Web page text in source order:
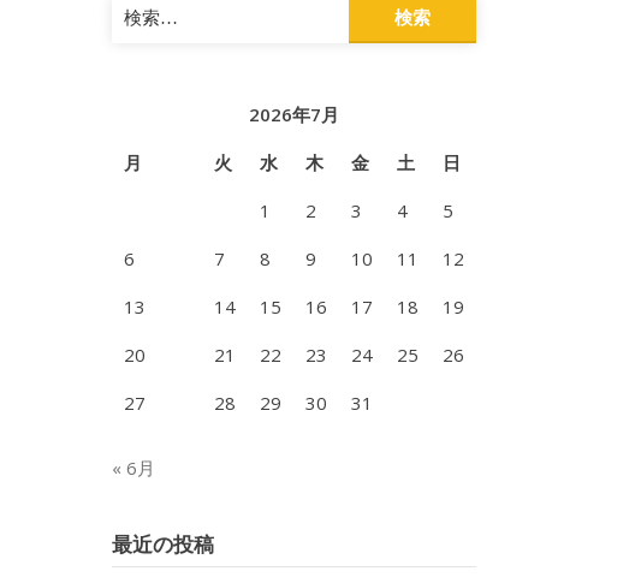
検
索:
2026年7月
月
火 水 木 金 土
日
1
2 3 4
5
6
7 8 9 10 11
12
13
14 15 16 17 18
19
20
21 22 23 24 25
26
27
28 29 30 31
« 6月
最近の投稿